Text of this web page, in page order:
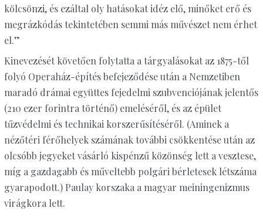
kölcsönzi, és ezáltal oly hatásokat idéz elő, minőket erő és
megrázkódás tekintetében semmi más művészet nem érhet
el.”
Kinevezését követően folytatta a tárgyalásokat az 1875-től
folyó Operaház-építés befejeződése után a Nemzetiben
maradó drámai együttes fejedelmi szubvenciójának jelentős
(210 ezer forintra történő) emeléséről, és az épület
tűzvédelmi és technikai korszerűsítéséről. (Aminek a
nézőtéri férőhelyek számának további csökkentése után az
olcsóbb jegyeket vásárló kispénzű közönség lett a vesztese,
míg a gazdagabb és műveltebb polgári bérletesek létszáma
gyarapodott.) Paulay korszaka a magyar meiningenizmus
virágkora lett.